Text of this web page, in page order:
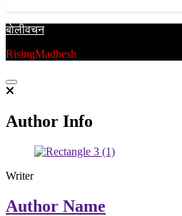
बाेलीवचन
RisingMadhesh
Author Info
Writer
Author Name